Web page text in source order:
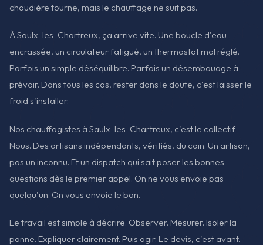
chaudière tourne, mais le chauffage ne suit pas.
À Saulx-les-Chartreux, ça arrive vite. Une boucle d'eau
encrassée, un circulateur fatigué, un thermostat mal réglé.
Parfois un simple déséquilibre. Parfois un désembouage à
prévoir. Dans tous les cas, rester dans le doute, c'est laisser le
froid s'installer.
Nos chauffagistes à Saulx-les-Chartreux, c'est le collectif
Nous. Des artisans indépendants, vérifiés, du coin. Un artisan,
pas un inconnu. Et un dispatch qui sait poser les bonnes
questions dès le premier appel. On ne vous envoie pas
quelqu'un. On vous envoie le bon.
Le travail est simple à décrire. Observer. Mesurer. Isoler la
panne. Expliquer clairement. Puis agir. Le devis, c'est avant.